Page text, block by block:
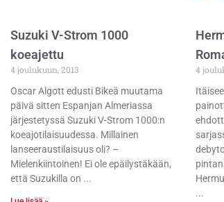
Suzuki V-Strom 1000
koeajettu
4 joulukuun, 2013
Oscar Algott edusti Bikeä muutama
päivä sitten Espanjan Almeriassa
järjestetyssä Suzuki V-Strom 1000:n
koeajotilaisuudessa. Millainen
lanseeraustilaisuus oli? –
Mielenkiintoinen! Ei ole epäilystäkään,
että Suzukilla on
4